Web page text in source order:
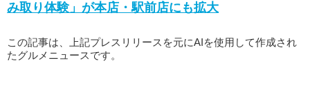
み取り体験」が本店・駅前店にも拡大
この記事は、上記プレスリリースを元にAIを使用して作成され
たグルメニュースです。